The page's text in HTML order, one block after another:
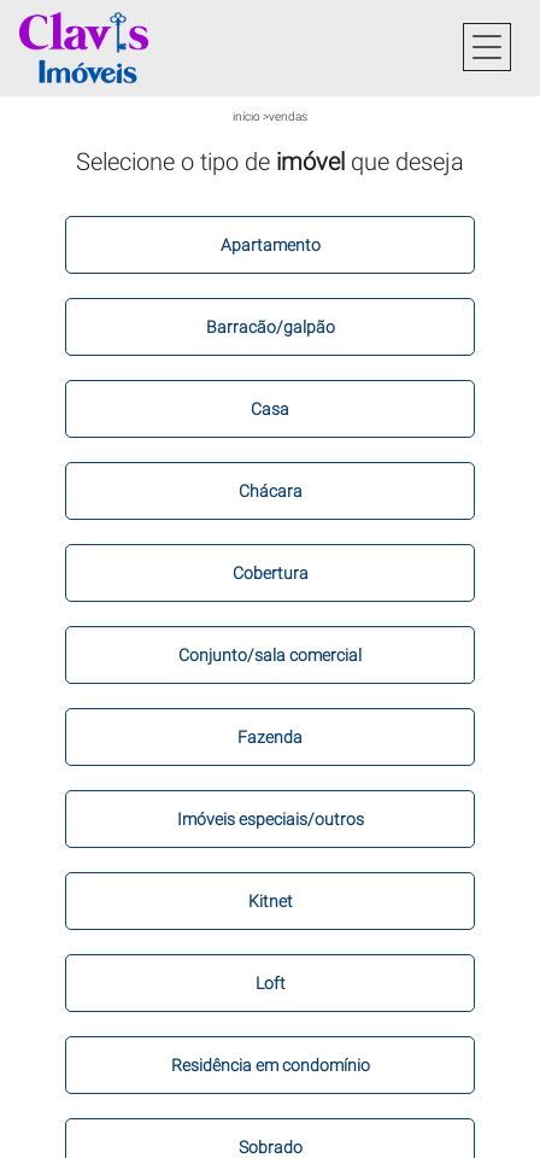
início>vendas
Selecione o tipo de imóvel que deseja
Apartamento
Barracão/galpão
Casa
Chácara
Cobertura
Conjunto/sala comercial
Fazenda
Imóveis especiais/outros
Kitnet
Loft
Residência em condomínio
Sobrado